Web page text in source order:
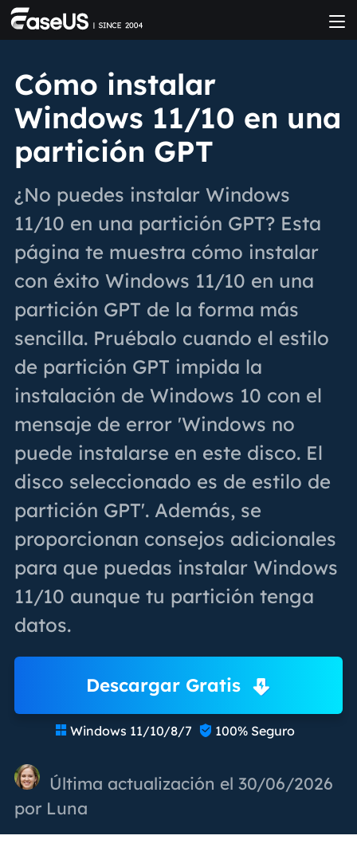
Cómo instalar
Windows 11/10 en una
partición GPT
¿No puedes instalar Windows
11/10 en una partición GPT? Esta
página te muestra cómo instalar
con éxito Windows 11/10 en una
partición GPT de la forma más
sencilla. Pruébalo cuando el estilo
de partición GPT impida la
instalación de Windows 10 con el
mensaje de error 'Windows no
puede instalarse en este disco. El
disco seleccionado es de estilo de
partición GPT'. Además, se
proporcionan consejos adicionales
para que puedas instalar Windows
11/10 aunque tu partición tenga
datos.
Descargar Gratis
 Windows 11/10/8/7  100% Seguro
Última actualización el 30/06/2026
por Luna